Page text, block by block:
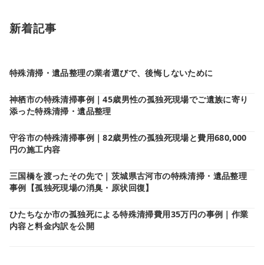
新着記事
特殊清掃・遺品整理の業者選びで、後悔しないために
神栖市の特殊清掃事例｜45歳男性の孤独死現場でご遺族に寄り
添った特殊清掃・遺品整理
守谷市の特殊清掃事例｜82歳男性の孤独死現場と費用680,000
円の施工内容
三国橋を渡ったその先で｜茨城県古河市の特殊清掃・遺品整理
事例【孤独死現場の消臭・原状回復】
ひたちなか市の孤独死による特殊清掃費用35万円の事例｜作業
内容と料金内訳を公開